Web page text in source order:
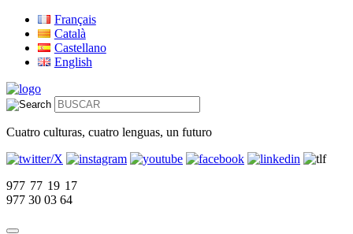
Français
Català
Castellano
English
Cuatro culturas, cuatro lenguas, un futuro
977 77 19 17
977 30 03 64